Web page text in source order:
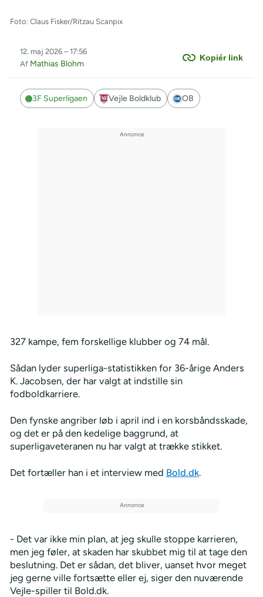
Foto: Claus Fisker/Ritzau Scanpix
Kopiér link
12. maj 2026 – 17:56
Af Mathias Blohm
3F Superligaen Vejle Boldklub OB
327 kampe, fem forskellige klubber og 74 mål.
Sådan lyder superliga-statistikken for 36-årige Anders
K. Jacobsen, der har valgt at indstille sin
fodboldkarriere.
Den fynske angriber løb i april ind i en korsbåndsskade,
og det er på den kedelige baggrund, at
superligaveteranen nu har valgt at trække stikket.
Det fortæller han i et interview med Bold.dk.
- Det var ikke min plan, at jeg skulle stoppe karrieren,
men jeg føler, at skaden har skubbet mig til at tage den
beslutning. Det er sådan, det bliver, uanset hvor meget
jeg gerne ville fortsætte eller ej, siger den nuværende
Vejle-spiller til Bold.dk.